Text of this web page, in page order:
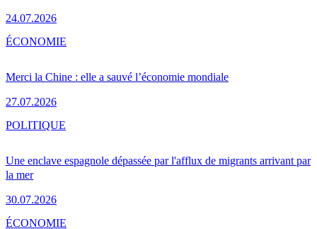
24.07.2026
Merci la Chine : elle a sauvé l’économie mondiale
27.07.2026
ÉCONOMIE
Une enclave espagnole dépassée par l'afflux de migrants arrivant par
la mer
30.07.2026
POLITIQUE
ÉCONOMIE